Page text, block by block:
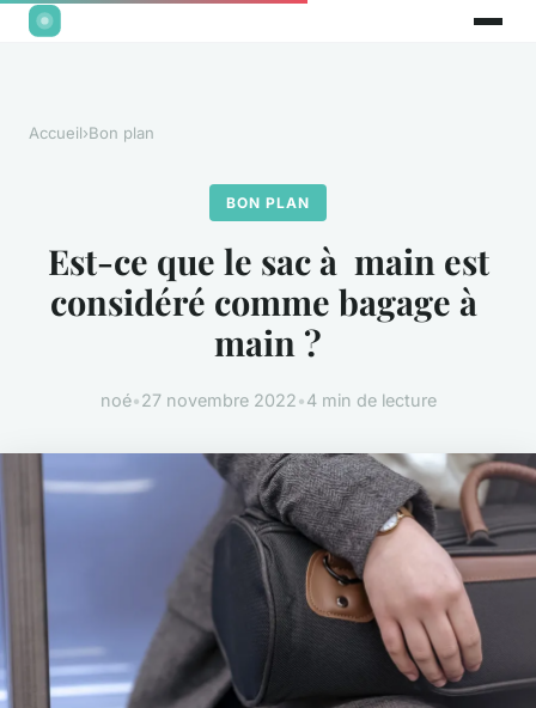
Accueil›Bon plan
BON PLAN
Est-ce que le sac à main est
considéré comme bagage à
main ?
noé•27 novembre 2022•4 min de lecture